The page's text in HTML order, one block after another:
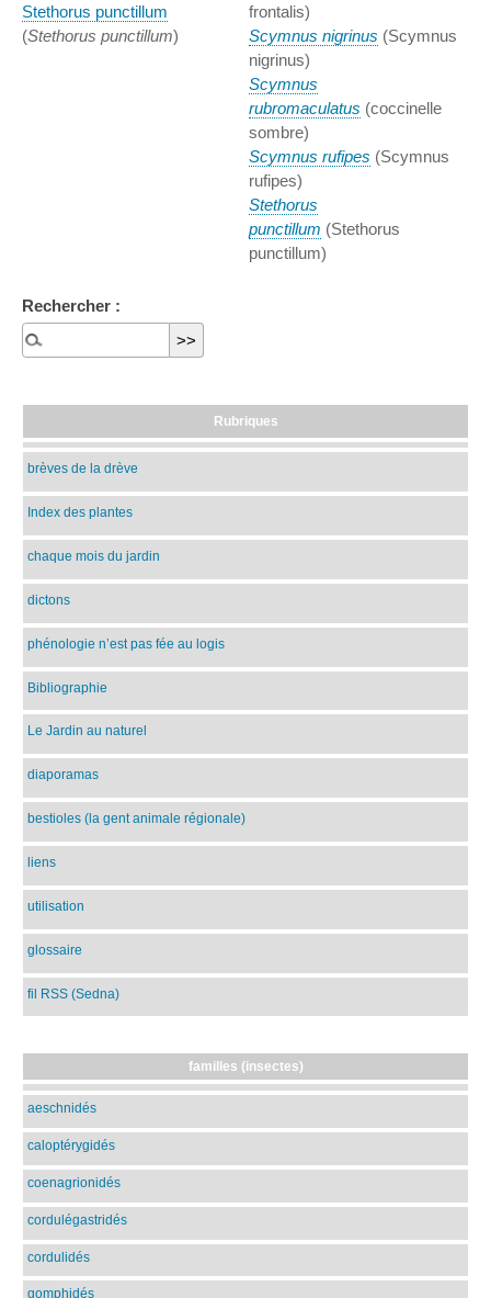
Stethorus punctillum
(Stethorus punctillum)
frontalis)
Scymnus nigrinus (Scymnus
nigrinus)
Scymnus
rubromaculatus (coccinelle
sombre)
Scymnus rufipes (Scymnus
rufipes)
Stethorus
punctillum (Stethorus
punctillum)
Rechercher :
Rubriques
brèves de la drève
Index des plantes
chaque mois du jardin
dictons
phénologie n’est pas fée au logis
Bibliographie
Le Jardin au naturel
diaporamas
bestioles (la gent animale régionale)
liens
utilisation
glossaire
fil RSS (Sedna)
familles (insectes)
aeschnidés
caloptérygidés
coenagrionidés
cordulégastridés
cordulidés
gomphidés